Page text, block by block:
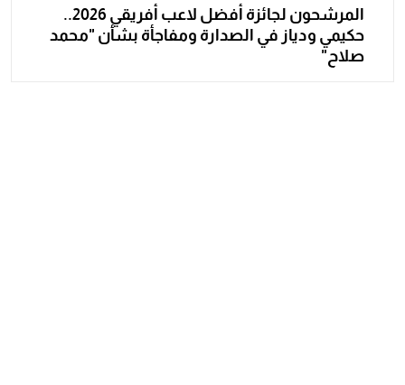
المرشحون لجائزة أفضل لاعب أفريقي 2026..
حكيمي ودياز في الصدارة ومفاجأة بشأن "محمد
صلاح"